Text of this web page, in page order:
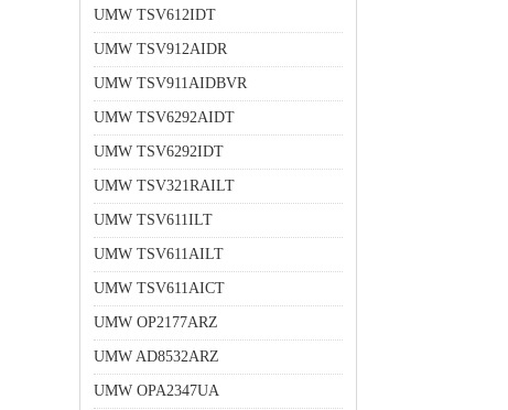
UMW TSV612IDT
UMW TSV912AIDR
UMW TSV911AIDBVR
UMW TSV6292AIDT
UMW TSV6292IDT
UMW TSV321RAILT
UMW TSV611ILT
UMW TSV611AILT
UMW TSV611AICT
UMW OP2177ARZ
UMW AD8532ARZ
UMW OPA2347UA